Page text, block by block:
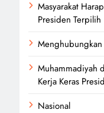
Masyarakat
Presiden Terpilih
Muhammadiyah
Kerja Keras
Nasional